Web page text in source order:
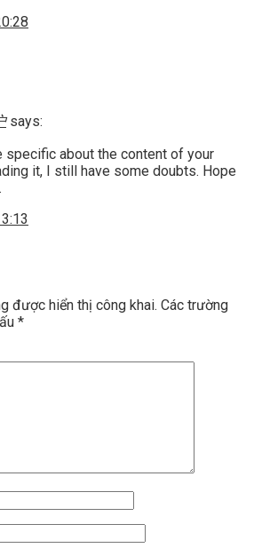
says:
specific about the content of your
it, I still have some doubts. Hope
được hiển thị công khai. Các trường
*